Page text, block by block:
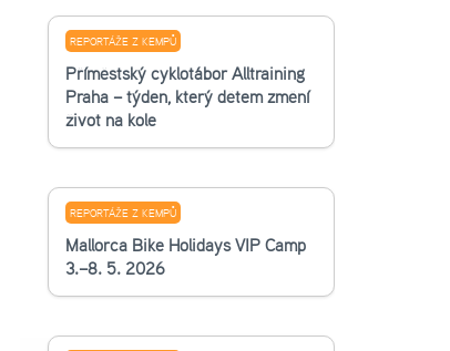
REPORTÁŽE Z KEMPŮ
Příměstský cyklotábor Alltraining
Praha – týden, který dětem změní
život na kole
REPORTÁŽE Z KEMPŮ
Mallorca Bike Holidays VIP Camp
3.–8. 5. 2026